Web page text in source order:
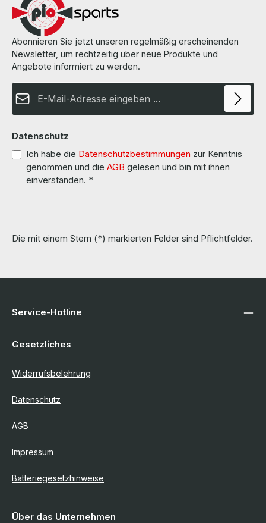
Abonnieren Sie jetzt unseren regelmäßig erscheinenden
Newsletter, um rechtzeitig über neue Produkte und
Angebote informiert zu werden.
Datenschutz
Ich habe die Datenschutzbestimmungen zur Kenntnis
genommen und die AGB gelesen und bin mit ihnen
einverstanden. *
Die mit einem Stern (*) markierten Felder sind Pflichtfelder.
Service-Hotline
Gesetzliches
Widerrufsbelehrung
Datenschutz
AGB
Impressum
Batteriegesetzhinweise
Über das Unternehmen